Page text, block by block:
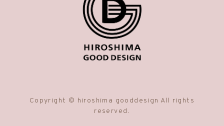
Copyright © hiroshima gooddesign All rights
reserved.